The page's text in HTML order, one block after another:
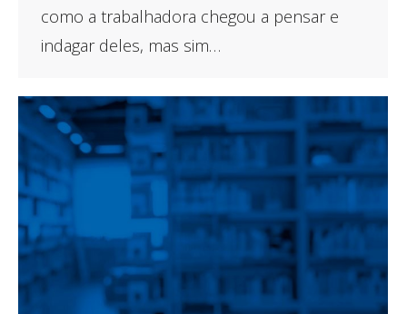
como a trabalhadora chegou a pensar e
indagar deles, mas sim…